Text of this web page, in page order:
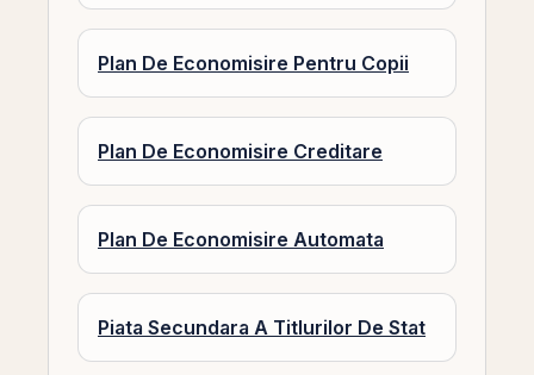
Plan De Economisire Pentru Copii
Plan De Economisire Creditare
Plan De Economisire Automata
Piata Secundara A Titlurilor De Stat